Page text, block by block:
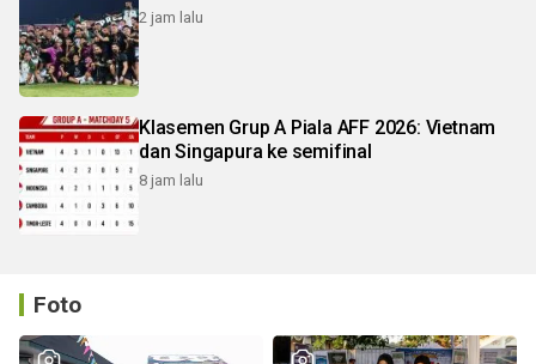
2 jam lalu
Klasemen Grup A Piala AFF 2026: Vietnam
dan Singapura ke semifinal
8 jam lalu
Foto